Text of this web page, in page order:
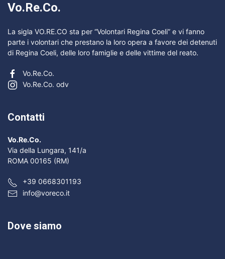
Vo.Re.Co.
La sigla VO.RE.CO sta per “Volontari Regina Coeli” e vi fanno
parte i volontari che prestano la loro opera a favore dei detenuti
di Regina Coeli, delle loro famiglie e delle vittime del reato.
Vo.Re.Co.
Vo.Re.Co. odv
Contatti
Vo.Re.Co.
Via della Lungara, 141/a
ROMA 00165 (RM)
+39 0668301193
info@voreco.it
Dove siamo